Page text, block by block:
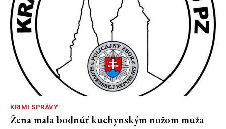
KRIMI SPRÁVY
Žena mala bodnúť kuchynským nožom muža